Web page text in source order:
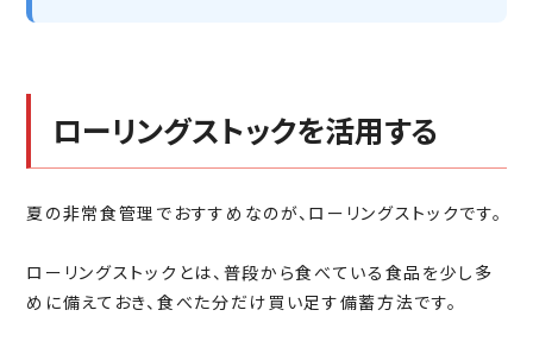
ローリングストックを活用する
夏の非常食管理でおすすめなのが、ローリングストックです。
ローリングストックとは、普段から食べている食品を少し多
めに備えておき、食べた分だけ買い足す備蓄方法です。